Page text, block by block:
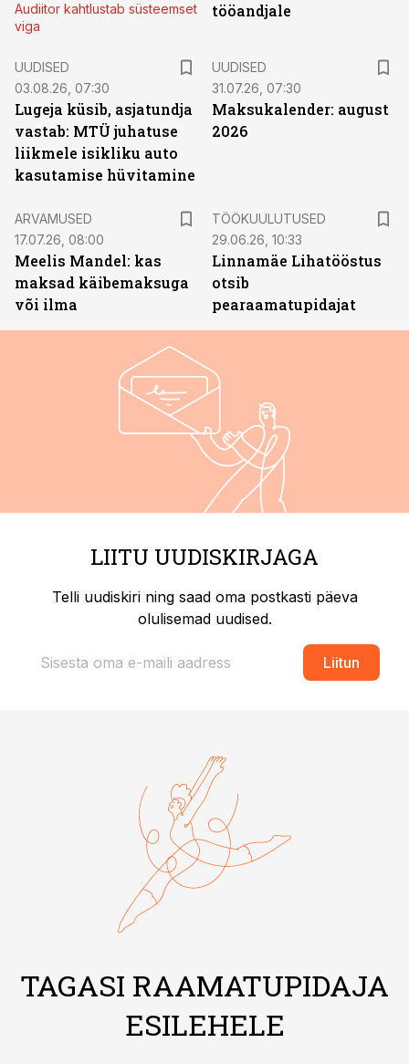
Audiitor kahtlustab süsteemset
viga
tööandjale
UUDISED
03.08.26, 07:30
Lugeja küsib, asjatundja
vastab: MTÜ juhatuse
liikmele isikliku auto
kasutamise hüvitamine
UUDISED
31.07.26, 07:30
Maksukalender: august
2026
ARVAMUSED
17.07.26, 08:00
Meelis Mandel: kas
maksad käibemaksuga
või ilma
TÖÖKUULUTUSED
29.06.26, 10:33
Linnamäe Lihatööstus
otsib
pearaamatupidajat
LIITU UUDISKIRJAGA
Telli uudiskiri ning saad oma postkasti päeva
olulisemad uudised.
Liitun
TAGASI RAAMATUPIDAJA
ESILEHELE